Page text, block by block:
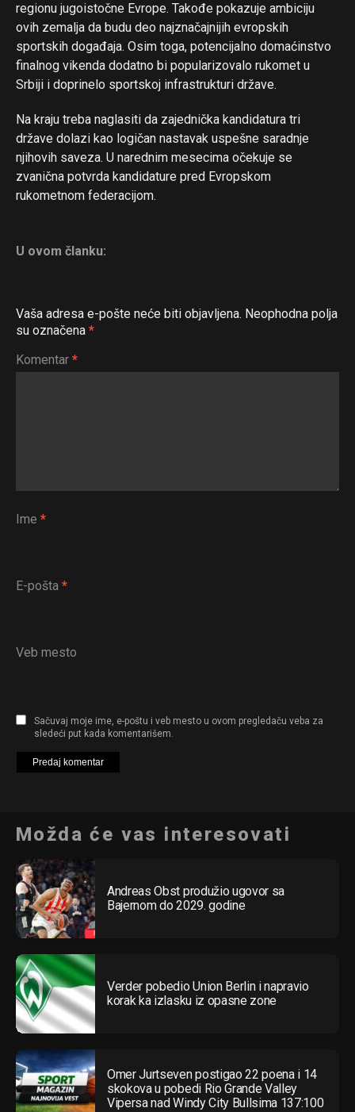
regionu jugoistočne Evrope. Takođe pokazuje ambiciju
ovih zemalja da budu deo najznačajnijih evropskih
sportskih događaja. Osim toga, potencijalno domaćinstvo
finalnog vikenda dodatno bi popularizovalo rukomet u
Srbiji i doprinelo sportskoj infrastrukturi države.
Na kraju treba naglasiti da zajednička kandidatura tri
države dolazi kao logičan nastavak uspešne saradnje
njihovih saveza. U narednim mesecima očekuje se
zvanična potvrda kandidature pred Evropskom
rukometnom federacijom.
U ovom članku:
Vaša adresa e-pošte neće biti objavljena. Neophodna polja
su označena *
Komentar *
Ime *
E-pošta *
Veb mesto
Sačuvaj moje ime, e-poštu i veb mesto u ovom pregledaču veba za
sledeći put kada komentarišem.
Možda će vas interesovati
Andreas Obst produžio ugovor sa
Bajernom do 2029. godine
Verder pobedio Union Berlin i napravio
korak ka izlasku iz opasne zone
Omer Jurtseven postigao 22 poena i 14
skokova u pobedi Rio Grande Valley
Vipersa nad Windy City Bullsima 137:100